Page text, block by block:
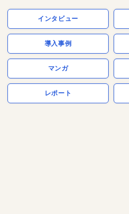
インタビュー
導入事例
マンガ
レポート